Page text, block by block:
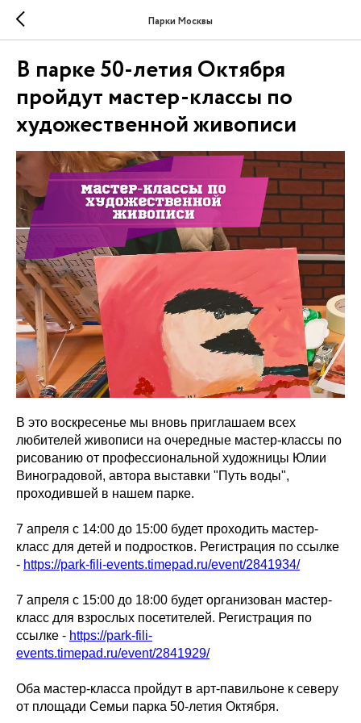
Парки Москвы
В парке 50-летия Октября
пройдут мастер-классы по
художественной живописи
В это воскресенье мы вновь приглашаем всех
любителей живописи на очередные мастер-классы по
рисованию от профессиональной художницы Юлии
Виноградовой, автора выставки "Путь воды",
проходившей в нашем парке.
7 апреля с 14:00 до 15:00 будет проходить мастер-
класс для детей и подростков. Регистрация по ссылке
- https://park-fili-events.timepad.ru/event/2841934/
7 апреля с 15:00 до 18:00 будет организован мастер-
класс для взрослых посетителей. Регистрация по
ссылке - https://park-fili-
events.timepad.ru/event/2841929/
Оба мастер-класса пройдут в арт-павильоне к северу
от площади Семьи парка 50-летия Октября.